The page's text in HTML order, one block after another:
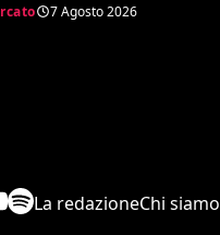
7 Agosto 2026
La redazioneChi siamo